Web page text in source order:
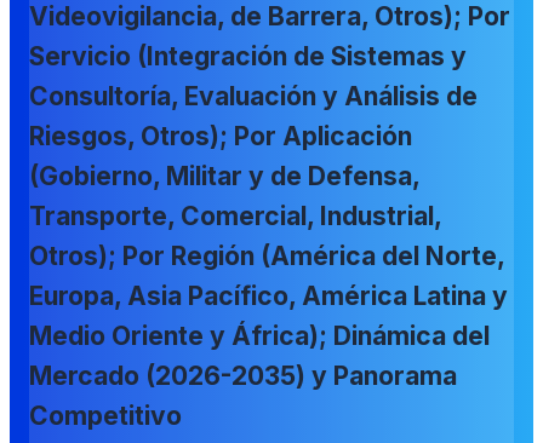
Videovigilancia, de Barrera, Otros); Por
Servicio (Integración de Sistemas y
Consultoría, Evaluación y Análisis de
Riesgos, Otros); Por Aplicación
(Gobierno, Militar y de Defensa,
Transporte, Comercial, Industrial,
Otros); Por Región (América del Norte,
Europa, Asia Pacífico, América Latina y
Medio Oriente y África); Dinámica del
Mercado (2026-2035) y Panorama
Competitivo